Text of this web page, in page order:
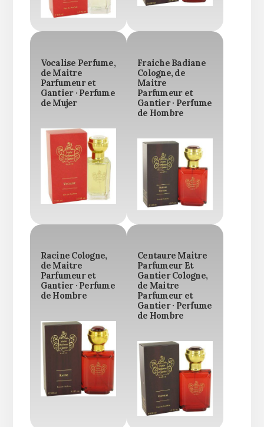
Vocalise Perfume,
de Maitre
Parfumeur et
Gantier · Perfume
de Mujer
Fraiche Badiane
Cologne, de
Maitre
Parfumeur et
Gantier · Perfume
de Hombre
Racine Cologne,
de Maitre
Parfumeur et
Gantier · Perfume
de Hombre
Centaure Maitre
Parfumeur Et
Gantier Cologne,
de Maitre
Parfumeur et
Gantier · Perfume
de Hombre